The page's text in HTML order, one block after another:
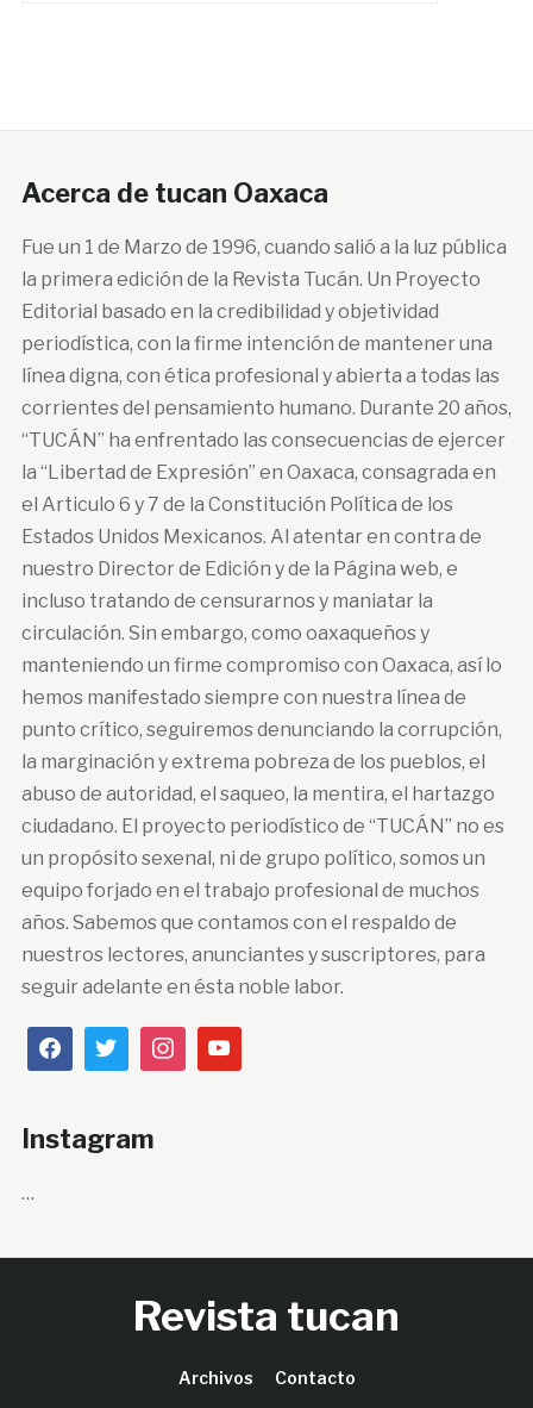
Acerca de tucan Oaxaca
Fue un 1 de Marzo de 1996, cuando salió a la luz pública
la primera edición de la Revista Tucán. Un Proyecto
Editorial basado en la credibilidad y objetividad
periodística, con la firme intención de mantener una
línea digna, con ética profesional y abierta a todas las
corrientes del pensamiento humano. Durante 20 años,
“TUCÁN” ha enfrentado las consecuencias de ejercer
la “Libertad de Expresión” en Oaxaca, consagrada en
el Articulo 6 y 7 de la Constitución Política de los
Estados Unidos Mexicanos. Al atentar en contra de
nuestro Director de Edición y de la Página web, e
incluso tratando de censurarnos y maniatar la
circulación. Sin embargo, como oaxaqueños y
manteniendo un firme compromiso con Oaxaca, así lo
hemos manifestado siempre con nuestra línea de
punto crítico, seguiremos denunciando la corrupción,
la marginación y extrema pobreza de los pueblos, el
abuso de autoridad, el saqueo, la mentira, el hartazgo
ciudadano. El proyecto periodístico de “TUCÁN” no es
un propósito sexenal, ni de grupo político, somos un
equipo forjado en el trabajo profesional de muchos
años. Sabemos que contamos con el respaldo de
nuestros lectores, anunciantes y suscriptores, para
seguir adelante en ésta noble labor.
Instagram
…
Revista tucan
Archivos Contacto